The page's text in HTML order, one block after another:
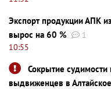
Экспорт продукции АПК
вырос на 60 %
1
10:55
Сокрытие судимости
выдвиженцев в